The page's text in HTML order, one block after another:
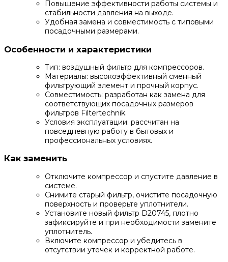
Повышение эффективности работы системы и
стабильности давления на выходе.
Удобная замена и совместимость с типовыми
посадочными размерами.
Особенности и характеристики
Тип: воздушный фильтр для компрессоров.
Материалы: высокоэффективный сменный
фильтрующий элемент и прочный корпус.
Совместимость: разработан как замена для
соответствующих посадочных размеров
фильтров Filtertechnik.
Условия эксплуатации: рассчитан на
повседневную работу в бытовых и
профессиональных условиях.
Как заменить
Отключите компрессор и спустите давление в
системе.
Снимите старый фильтр, очистите посадочную
поверхность и проверьте уплотнители.
Установите новый фильтр D20745, плотно
зафиксируйте и при необходимости замените
уплотнитель.
Включите компрессор и убедитесь в
отсутствии утечек и корректной работе.